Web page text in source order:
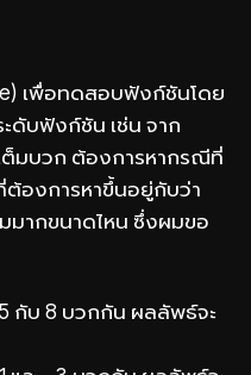
เพื่อทดสอบฟังก์ชันโดย
ดับฟังก์ชัน เช่น จาก
มบวก ต้องการหากรณีที่
องการหาขึ้นอยู่กับว่า
มากขนาดไหน ซึ่งผมขอ
กับ 8 บวกกัน ผลลัพธ์จะ